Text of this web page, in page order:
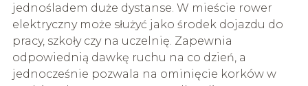
jednośladem duże dystanse. W mieście rower
elektryczny może służyć jako środek dojazdu do
pracy, szkoły czy na uczelnię. Zapewnia
odpowiednią dawkę ruchu na co dzień, a
jednocześnie pozwala na ominięcie korków w